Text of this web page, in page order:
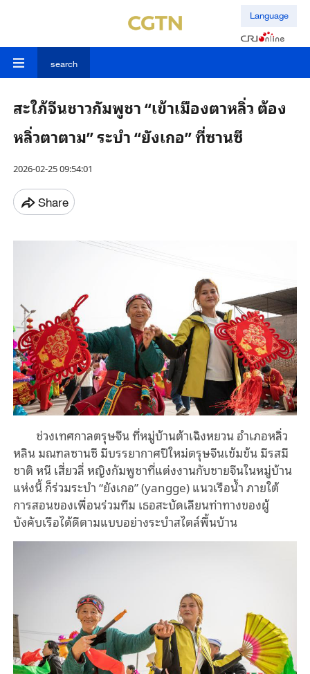
Language
search
สะใภ้จีนชาวกัมพูชา “เข้าเมืองตาหลิ่ว ต้อง
หลิ่วตาตาม” ระบำ “ยังเกอ” ที่ซานซี
2026-02-25 09:54:01
Share
ช่วงเทศกาลตรุษจีน ที่หมู่บ้านต้าเฉิงหยวน อำเภอหลิ่ว
หลิน มณฑลซานซี มีบรรยากาศปีใหม่ตรุษจีนเข้มข้น มีรสมี
ชาติ หนี เสี่ยวลี่ หญิงกัมพูชาที่แต่งงานกับชายจีนในหมู่บ้าน
แห่งนี้ ก็ร่วมระบำ “ยังเกอ” (yangge) แนวเรือน้ำ ภายใต้
การสอนของเพื่อนร่วมทีม เธอสะบัดเลียนท่าทางของผู้
บังคับเรือได้ดีตามแบบอย่างระบำสไตล์พื้นบ้าน